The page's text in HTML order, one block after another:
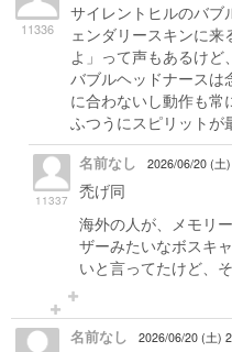
11336
サイレントヒルのバブ
ェンダリースキンに
よ」って声もあるけど、
バブルヘッドナースは
に合わないし動作も常
ふつうにスピリットが
11337
名前なし 2026/06/20 (土
禿げ同
海外の人が、メモリ
ザーみたいなボスキ
いと言ってたけど、
名前なし 2026/06/20 (土)